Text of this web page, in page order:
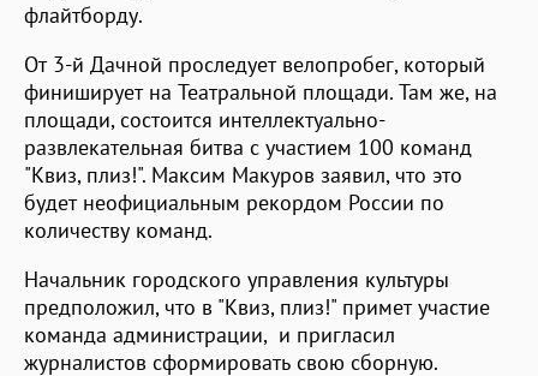
флайтборду.
От 3-й Дачной проследует велопробег, который
финиширует на Театральной площади. Там же, на
площади, состоится интеллектуально-
развлекательная битва с участием 100 команд
"Квиз, плиз!". Максим Макуров заявил, что это
будет неофициальным рекордом России по
количеству команд.
Начальник городского управления культуры
предположил, что в "Квиз, плиз!" примет участие
команда администрации, и пригласил
журналистов сформировать свою сборную.